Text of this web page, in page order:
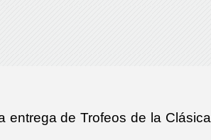
entrega de Trofeos de la Clásica